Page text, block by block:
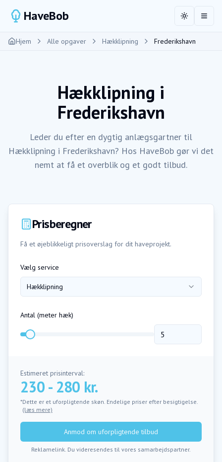
HaveBob ToggleÅbn
Hjem Alle opgaver Hækklipning Frederikshavn
Hækklipning i
Frederikshavn
Leder du efter en dygtig anlægsgartner til
Hækklipning i Frederikshavn? Hos HaveBob gør vi det
nemt at få et overblik og et godt tilbud.
Prisberegner
Få et øjeblikkeligt prisoverslag for dit haveprojekt.
Vælg service
Hækklipning
Antal (meter hæk)
Estimeret prisinterval:
230 - 280 kr.
*Dette er et uforpligtende skøn. Endelige priser efter besigtigelse.
(læs mere)
Anmod om uforpligtende tilbud
Reklamelink. Du videresendes til vores samarbejdspartner.